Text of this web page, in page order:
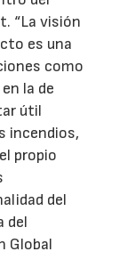
“La visión
es una
como
la de
útil
incendios,
propio
del
del
Global